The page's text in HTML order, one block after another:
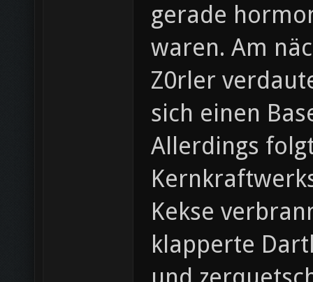
gerade
waren. Am
Z0rler
sich einen
Allerdings
Kekse
klapperte